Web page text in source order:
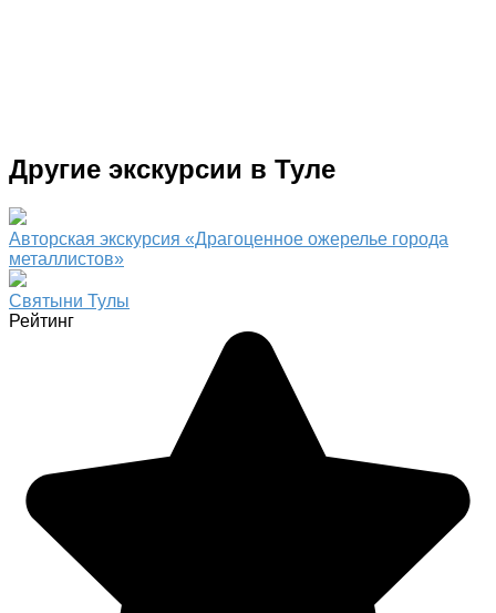
Другие экскурсии в Туле
Авторская экскурсия «Драгоценное ожерелье города
металлистов»
Святыни Тулы
Рейтинг